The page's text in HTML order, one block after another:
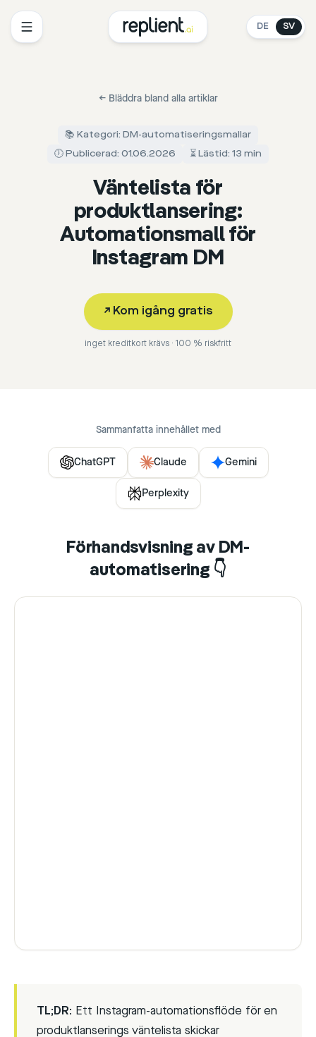
DE SV
← Bläddra bland alla artiklar
📚 Kategori: DM-automatiseringsmallar
🕖 Publicerad: 01.06.2026
⏳ Lästid: 13 min
Väntelista för
produktlansering:
Automationsmall för
Instagram DM
↗ Kom igång gratis
inget kreditkort krävs · 100 % riskfritt
Sammanfatta innehållet med
ChatGPT Claude Gemini
Perplexity
Förhandsvisning av DM-
automatisering 👇
TL;DR: Ett Instagram-automationsflöde för en
produktlanserings väntelista skickar